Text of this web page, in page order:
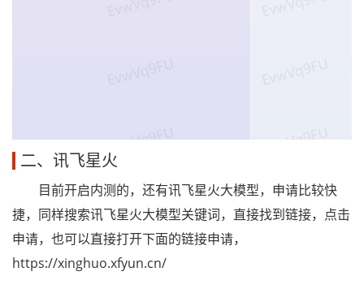
二、讯飞星火
目前开启内测的，还有讯飞星火大模型，申请比较快
捷，同样搜索讯飞星火大模型关键词，直接找到链接，点击
申请，也可以直接打开下面的链接申请，
https://xinghuo.xfyun.cn/